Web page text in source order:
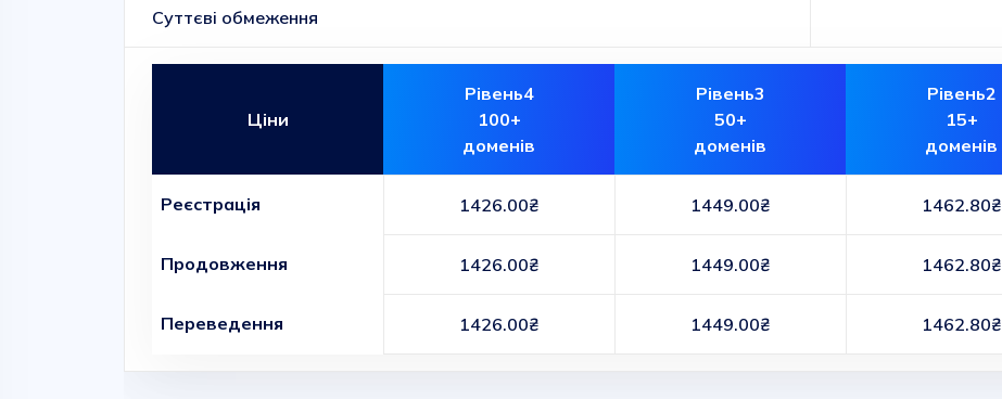
Суттєві обмеження
Ціни
Рівень4
100+
доменів
Рівень3
50+
доменів
Рівень2
15+
доменів
Реєстрація 1426.00₴ 1449.00₴ 1462.80₴
Продовження 1426.00₴ 1449.00₴ 1462.80₴
Переведення 1426.00₴ 1449.00₴ 1462.80₴